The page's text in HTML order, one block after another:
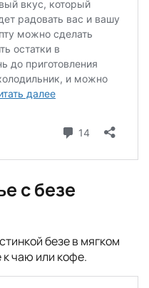
с безе
безе в мягком
чаю или кофе.